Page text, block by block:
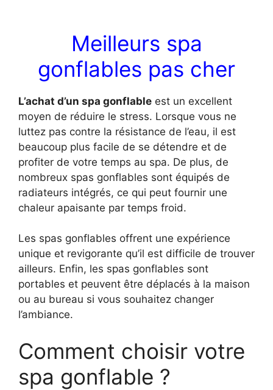
Meilleurs spa
gonflables pas cher
L’achat d’un spa gonflable est un excellent
moyen de réduire le stress. Lorsque vous ne
luttez pas contre la résistance de l’eau, il est
beaucoup plus facile de se détendre et de
profiter de votre temps au spa. De plus, de
nombreux spas gonflables sont équipés de
radiateurs intégrés, ce qui peut fournir une
chaleur apaisante par temps froid.
Les spas gonflables offrent une expérience
unique et revigorante qu’il est difficile de trouver
ailleurs. Enfin, les spas gonflables sont
portables et peuvent être déplacés à la maison
ou au bureau si vous souhaitez changer
l’ambiance.
Comment choisir votre
spa gonflable ?